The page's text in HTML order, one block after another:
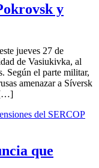
y
jueves 27 de
de Vasiukivka, al
Según el parte militar,
amenazar a Síversk
[…]
que